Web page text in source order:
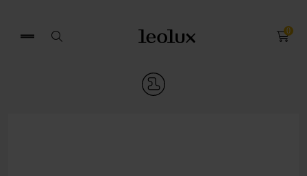
Zoek
0